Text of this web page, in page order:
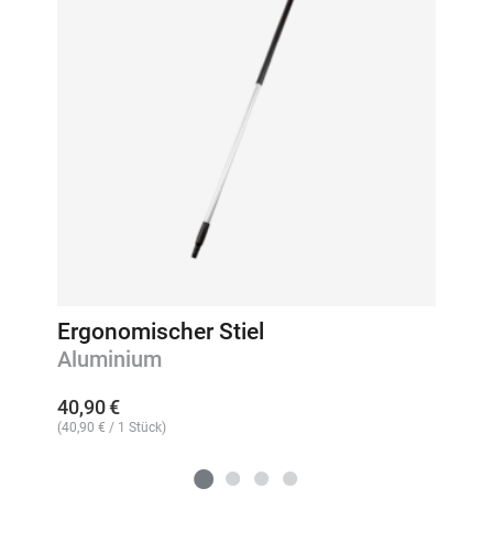
Ergonomischer Stiel
Aluminium
40,90€
(40,90 € / 1 Stück)